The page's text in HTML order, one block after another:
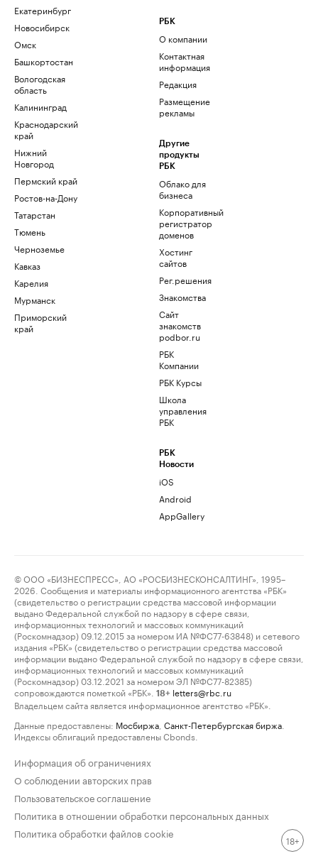
Екатеринбург
Новосибирск
Омск
Башкортостан
Вологодская
область
Калининград
Краснодарский
край
Нижний
Новгород
Пермский край
Ростов-на-Дону
Татарстан
Тюмень
Черноземье
Кавказ
Карелия
Мурманск
Приморский
край
РБК
О компании
Контактная
информация
Редакция
Размещение
рекламы
Другие
продукты
РБК
Облако для
бизнеса
Корпоративный
регистратор
доменов
Хостинг
сайтов
Рег.решения
Знакомства
Сайт
знакомств
podbor.ru
РБК
Компании
РБК Курсы
Школа
управления
РБК
РБК
Новости
iOS
Android
AppGallery
© ООО «БИЗНЕСПРЕСС», АО «РОСБИЗНЕСКОНСАЛТИНГ», 1995–
2026. Сообщения и материалы информационного агентства «РБК»
(свидетельство о регистрации средства массовой информации
выдано Федеральной службой по надзору в сфере связи,
информационных технологий и массовых коммуникаций
(Роскомнадзор) 09.12.2015 за номером ИА №ФС77-63848) и сетевого
издания «РБК» (свидетельство о регистрации средства массовой
информации выдано Федеральной службой по надзору в сфере связи,
информационных технологий и массовых коммуникаций
(Роскомнадзор) 03.12.2021 за номером ЭЛ №ФС77-82385)
сопровождаются пометкой «РБК».
18+ letters@rbc.ru
Владельцем сайта является информационное агентство «РБК».
Данные предоставлены: Мосбиржа Санкт-Петербургская биржа
Индексы облигаций предоставлены Cbonds.
Информация об ограничениях
О соблюдении авторских прав
Пользовательское соглашение
Политика в отношении обработки персональных данных
Политика обработки файлов cookie
18+